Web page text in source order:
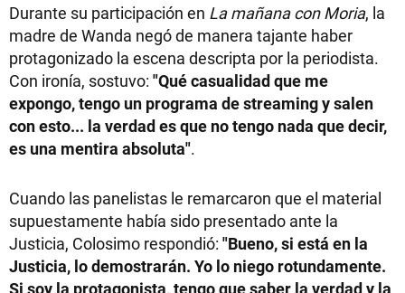
Durante su participación en La mañana con Moria, la
madre de Wanda negó de manera tajante haber
protagonizado la escena descripta por la periodista.
Con ironía, sostuvo: "Qué casualidad que me
expongo, tengo un programa de streaming y salen
con esto... la verdad es que no tengo nada que decir,
es una mentira absoluta".
Cuando las panelistas le remarcaron que el material
supuestamente había sido presentado ante la
Justicia, Colosimo respondió: "Bueno, si está en la
Justicia, lo demostrarán. Yo lo niego rotundamente.
Si soy la protagonista, tengo que saber la verdad y la